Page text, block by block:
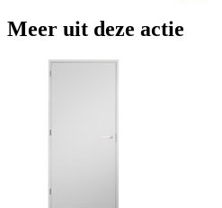
Meer uit deze actie